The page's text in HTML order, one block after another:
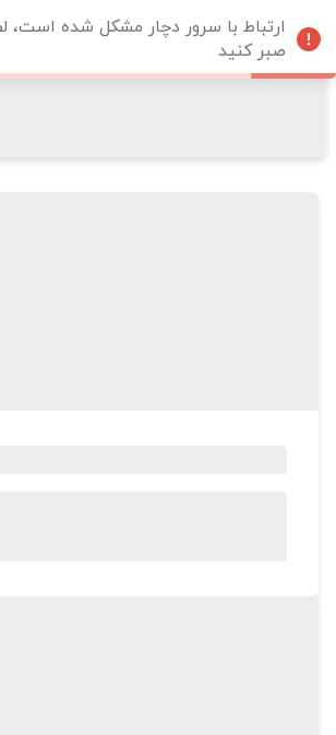
ارتباط با سرور دچار مشکل شده است،
صبر کنید